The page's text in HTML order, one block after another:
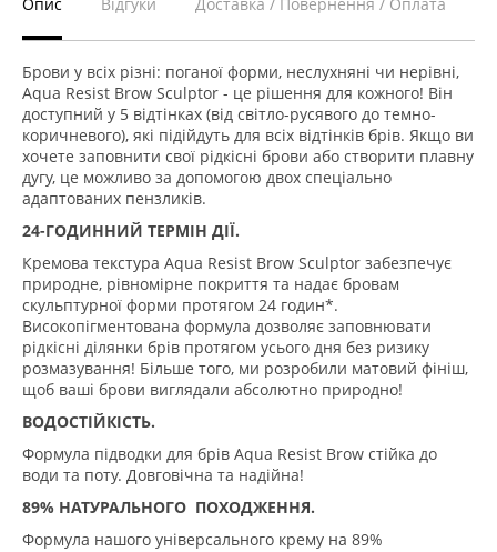
Брови у всіх різні: поганої форми, неслухняні чи нерівні,
Aqua Resist Brow Sculptor - це рішення для кожного! Він
доступний у 5 відтінках (від світло-русявого до темно-
коричневого), які підійдуть для всіх відтінків брів. Якщо ви
хочете заповнити свої рідкісні брови або створити плавну
дугу, це можливо за допомогою двох спеціально
адаптованих пензликів.
24-ГОДИННИЙ ТЕРМІН ДІЇ.
Кремова текстура Aqua Resist Brow Sculptor забезпечує
природне, рівномірне покриття та надає бровам
скульптурної форми протягом 24 годин*.
Високопігментована формула дозволяє заповнювати
рідкісні ділянки брів протягом усього дня без ризику
розмазування! Більше того, ми розробили матовий фініш,
щоб ваші брови виглядали абсолютно природно!
ВОДОСТІЙКІСТЬ.
Формула підводки для брів Aqua Resist Brow стійка до
води та поту. Довговічна та надійна!
89% НАТУРАЛЬНОГО ПОХОДЖЕННЯ.
Формула нашого універсального крему на 89%